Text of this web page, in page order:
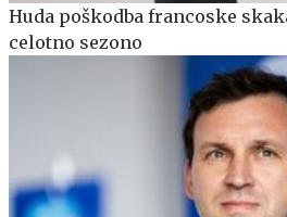
Huda poškodba francoske
celotno sezono